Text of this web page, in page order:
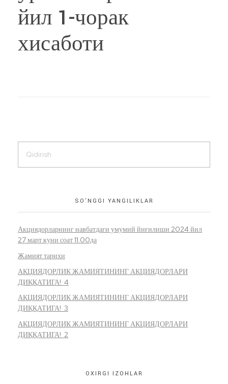
йил 1-чорак
хисаботи
SO’NGGI YANGILIKLAR
Акциядорларнинг навбатдаги умумий йиғилиши 2024 йил
27 март куни соат 11.00да
Жамият тарихи
АКЦИЯДОРЛИК ЖАМИЯТИНИНГ АКЦИЯДОРЛАРИ
ДИҚҚАТИГА! 4
АКЦИЯДОРЛИК ЖАМИЯТИНИНГ АКЦИЯДОРЛАРИ
ДИҚҚАТИГА! 3
АКЦИЯДОРЛИК ЖАМИЯТИНИНГ АКЦИЯДОРЛАРИ
ДИҚҚАТИГА! 2
OXIRGI IZOHLAR